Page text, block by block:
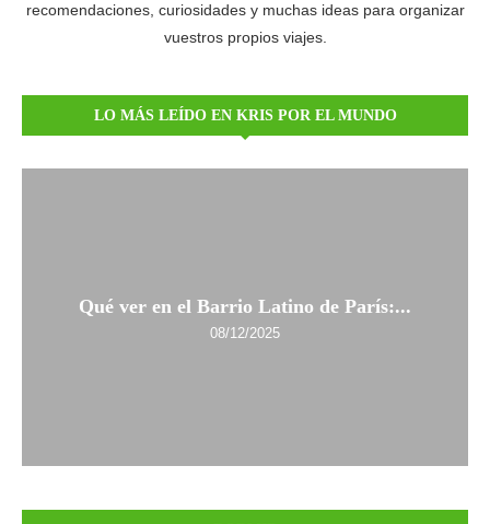
recomendaciones, curiosidades y muchas ideas para organizar
vuestros propios viajes.
LO MÁS LEÍDO EN KRIS POR EL MUNDO
Qué ver en el Barrio Latino de París:...
08/12/2025